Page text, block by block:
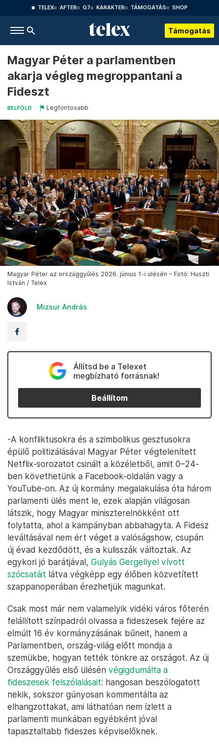
TELEX AFTER G7 KARAKTER TÁMOGATÁS SHOP
Támogatás
Magyar Péter a parlamentben
akarja végleg megroppantani a
Fideszt
BELFÖLD Legfontosabb
Magyar Péter az országgyűlés 2026. június 1-i ülésén – Fotó: Huszti
István / Telex
Mizsur András
Állítsd be a Telexet
megbízható forrásnak!
Beállítom
-A konfliktusokra és a szimbolikus gesztusokra
épülő politizálásával Magyar Péter végtelenített
Netflix-sorozatot csinált a közéletből, amit 0–24-
ben követhetünk a Facebook-oldalán vagy a
YouTube-on. Az új kormány megalakulása óta három
parlamenti ülés ment le, ezek alapján világosan
látszik, hogy Magyar miniszterelnökként ott
folytatta, ahol a kampányban abbahagyta. A Fidesz
leváltásával nem ért véget a valóságshow, csupán
új évad kezdődött, és a kulisszák változtak. Az
egykori jó barátjával, Gulyás Gergellyel vívott
szócsatáit látva végképp egy élőben közvetített
szappanoperában érezhetjük magunkat.
Csak most már nem valamelyik vidéki város főterén
felállított színpadról olvassa a fideszesek fejére az
elmúlt 16 év kormányzásának bűneit, hanem a
Parlamentben, ország-világ előtt mondja a
szemükbe, hogyan tették tönkre az országot. Az új
Országgyűlés első ülésén végigdumálta a
fideszesek felszólalásait: hangosan beszólogatott
nekik, sokszor gúnyosan kommentálta az
elhangzottakat, ami láthatóan nem ízlett a
parlamenti munkában egyébként jóval
tapasztaltabb fideszes képviselőknek.